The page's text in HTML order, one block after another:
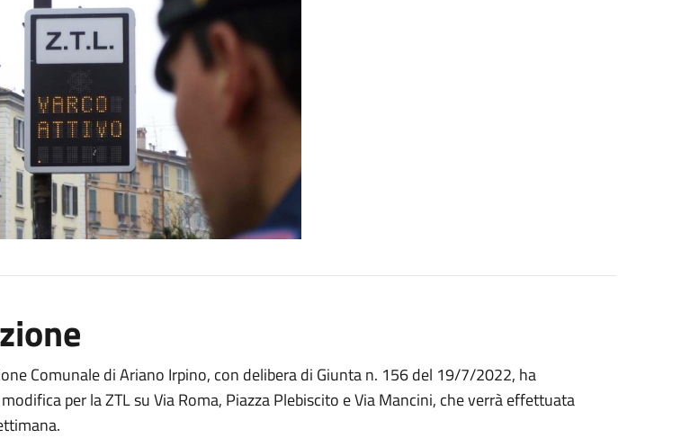
Comunale di Ariano Irpino, con delibera di Giunta n. 156 del 19/7/2022, ha
per la ZTL su Via Roma, Piazza Plebiscito e Via Mancini, che verrà effettuata